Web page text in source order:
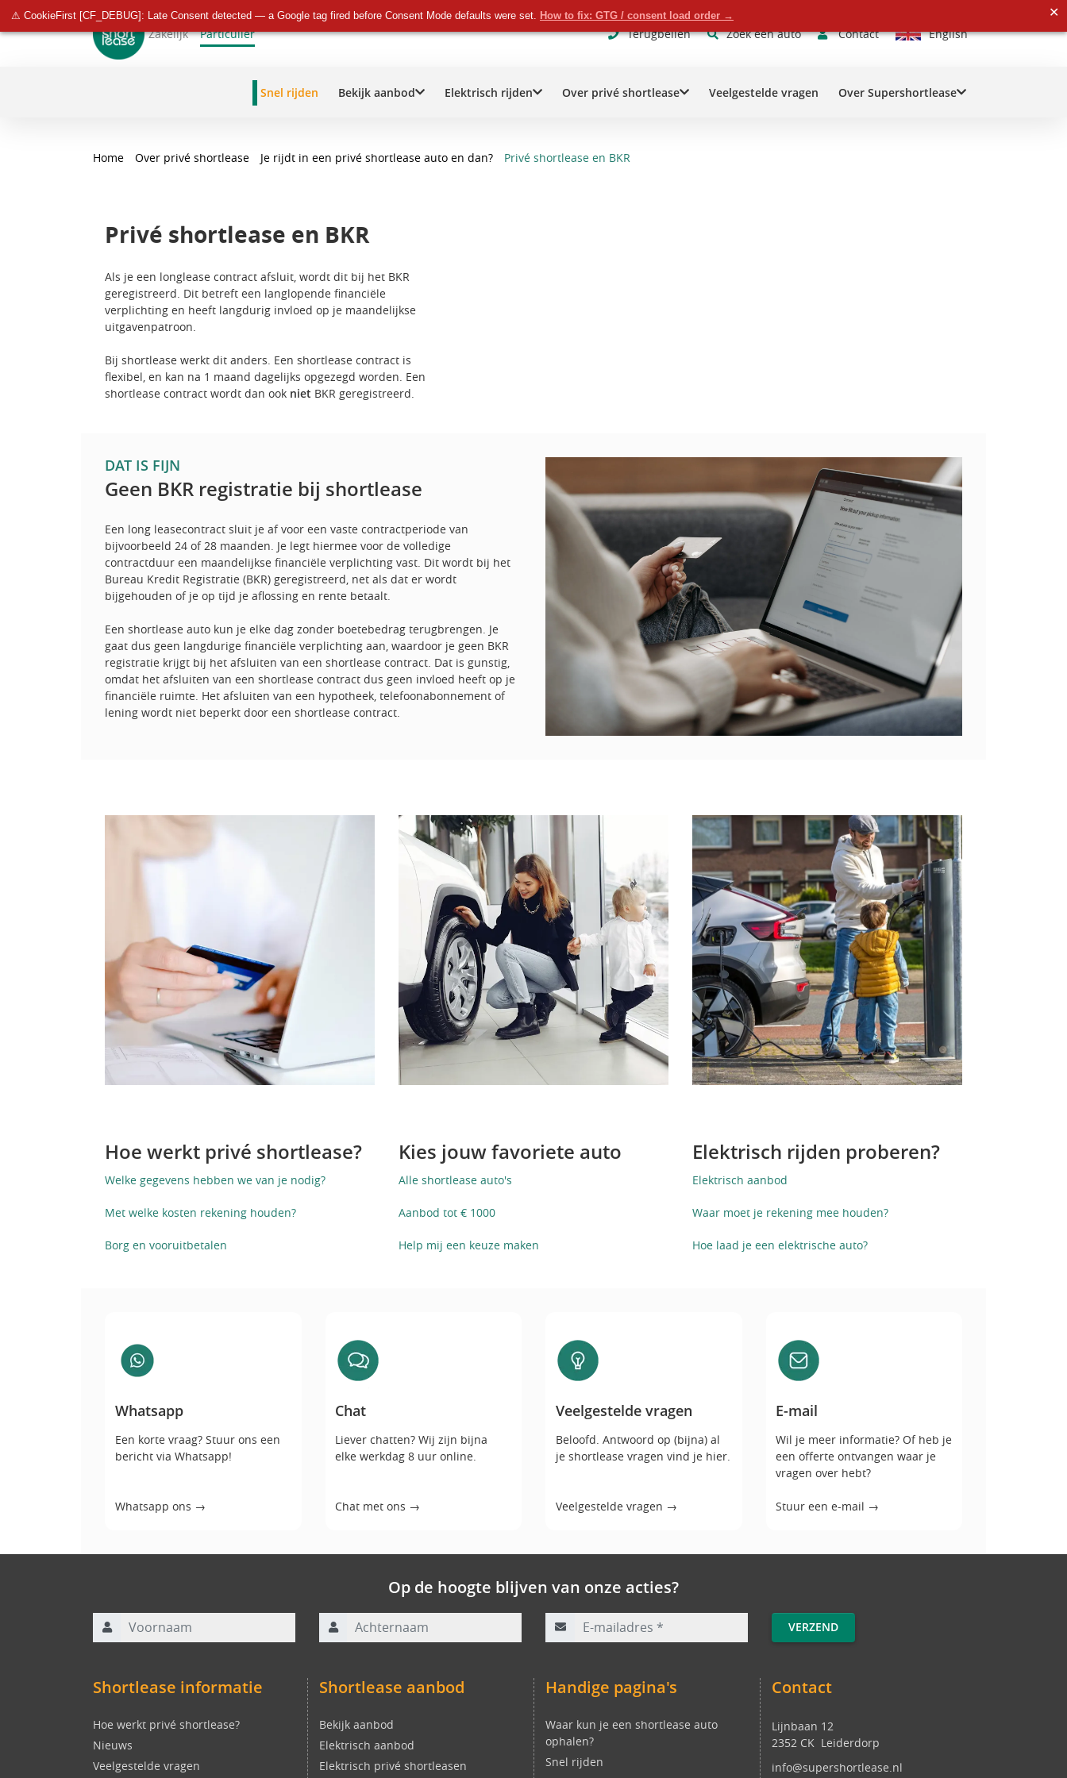
⚠ CookieFirst [CF_DEBUG]: Late Consent detected — a Google tag fired before Consent Mode defaults were set. How to fix: GTG / consent load order → ✕
Zakelijk Particulier Terugbellen Zoek een auto Contact English
Snel rijden Bekijk aanbod Elektrisch rijden Over privé shortlease Veelgestelde vragen Over Supershortlease
Home Over privé shortlease Je rijdt in een privé shortlease auto en dan? Privé shortlease en BKR
Privé shortlease en BKR
Als je een longlease contract afsluit, wordt dit bij het BKR
geregistreerd. Dit betreft een langlopende financiële
verplichting en heeft langdurig invloed op je maandelijkse
uitgavenpatroon.
Bij shortlease werkt dit anders. Een shortlease contract is
flexibel, en kan na 1 maand dagelijks opgezegd worden. Een
shortlease contract wordt dan ook niet BKR geregistreerd.
DAT IS FIJN
Geen BKR registratie bij shortlease
Een long leasecontract sluit je af voor een vaste contractperiode van
bijvoorbeeld 24 of 28 maanden. Je legt hiermee voor de volledige
contractduur een maandelijkse financiële verplichting vast. Dit wordt bij het
Bureau Kredit Registratie (BKR) geregistreerd, net als dat er wordt
bijgehouden of je op tijd je aflossing en rente betaalt.
Een shortlease auto kun je elke dag zonder boetebedrag terugbrengen. Je
gaat dus geen langdurige financiële verplichting aan, waardoor je geen BKR
registratie krijgt bij het afsluiten van een shortlease contract. Dat is gunstig,
omdat het afsluiten van een shortlease contract dus geen invloed heeft op je
financiële ruimte. Het afsluiten van een hypotheek, telefoonabonnement of
lening wordt niet beperkt door een shortlease contract.
Hoe werkt privé shortlease?
Welke gegevens hebben we van je nodig?
Met welke kosten rekening houden?
Borg en vooruitbetalen
Kies jouw favoriete auto
Alle shortlease auto's
Aanbod tot € 1000
Help mij een keuze maken
Elektrisch rijden proberen?
Elektrisch aanbod
Waar moet je rekening mee houden?
Hoe laad je een elektrische auto?
Whatsapp
Een korte vraag? Stuur ons een
bericht via Whatsapp!
Whatsapp ons →
Chat
Liever chatten? Wij zijn bijna
elke werkdag 8 uur online.
Chat met ons →
Veelgestelde vragen
Beloofd. Antwoord op (bijna) al
je shortlease vragen vind je hier.
Veelgestelde vragen →
E-mail
Wil je meer informatie? Of heb je
een offerte ontvangen waar je
vragen over hebt?
Stuur een e-mail →
Op de hoogte blijven van onze acties?
Shortlease informatie
Hoe werkt privé shortlease?
Nieuws
Veelgestelde vragen
Shortlease aanbod
Bekijk aanbod
Elektrisch aanbod
Elektrisch privé shortleasen
Handige pagina's
Waar kun je een shortlease auto
ophalen?
Snel rijden
Contact
Lijnbaan 12
2352 CK Leiderdorp
info@supershortlease.nl